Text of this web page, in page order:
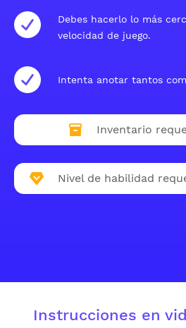
Debes hacerlo lo más
velocidad de juego.
Intenta anotar tantos
Inventario
Nivel de habilidad
Instrucciones en